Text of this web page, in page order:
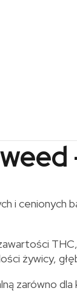
i
THC,
żywicy,
zarówno